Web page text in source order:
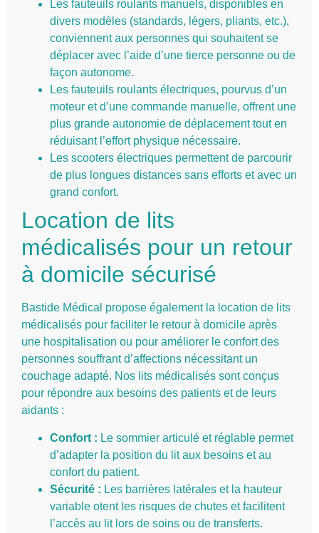
Les fauteuils roulants manuels, disponibles en
divers modèles (standards, légers, pliants, etc.),
conviennent aux personnes qui souhaitent se
déplacer avec l’aide d’une tierce personne ou de
façon autonome.
Les fauteuils roulants électriques, pourvus d’un
moteur et d’une commande manuelle, offrent une
plus grande autonomie de déplacement tout en
réduisant l’effort physique nécessaire.
Les scooters électriques permettent de parcourir
de plus longues distances sans efforts et avec un
grand confort.
Location de lits
médicalisés pour un retour
à domicile sécurisé
Bastide Médical propose également la location de lits
médicalisés pour faciliter le retour à domicile après
une hospitalisation ou pour améliorer le confort des
personnes souffrant d’affections nécessitant un
couchage adapté. Nos lits médicalisés sont conçus
pour répondre aux besoins des patients et de leurs
aidants :
Confort : Le sommier articulé et réglable permet
d’adapter la position du lit aux besoins et au
confort du patient.
Sécurité : Les barrières latérales et la hauteur
variable otent les risques de chutes et facilitent
l’accès au lit lors de soins ou de transferts.